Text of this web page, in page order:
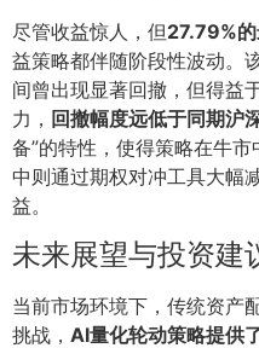
尽管收益惊人，但27.79%
益策略都伴随阶段性波动。
间曾出现显著回撤，但得益
力， 回撤幅度远低于同期沪
备”的特性，使得策略在牛
中则通过期权对冲工具大幅
益。
未来展望与投资建
当前市场环境下，传统资产
挑战， AI量化轮动策略提供